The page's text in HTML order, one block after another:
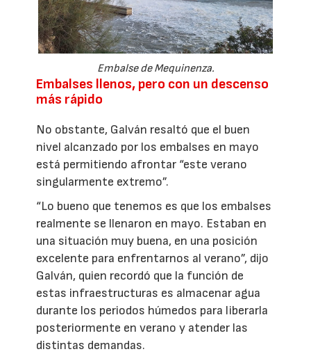
Embalse de Mequinenza.
Embalses llenos, pero con un descenso
más rápido
No obstante, Galván resaltó que el buen
nivel alcanzado por los embalses en mayo
está permitiendo afrontar “este verano
singularmente extremo”.
“Lo bueno que tenemos es que los embalses
realmente se llenaron en mayo. Estaban en
una situación muy buena, en una posición
excelente para enfrentarnos al verano”, dijo
Galván, quien recordó que la función de
estas infraestructuras es almacenar agua
durante los periodos húmedos para liberarla
posteriormente en verano y atender las
distintas demandas.